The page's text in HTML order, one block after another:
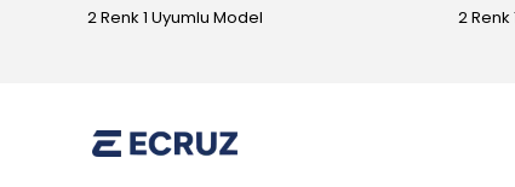
2 Renk 1 Uyumlu Model 2 Renk